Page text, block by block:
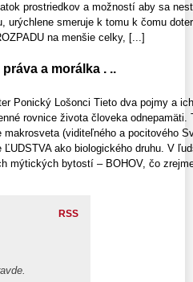
prostriedkov a možností aby sa
urýchlene smeruje k tomu k čomu
na menšie celky, [...]
a morálka . ..
Ponický Lošonci Tieto dva pojmy a
rovnice života človeka
makrosveta (viditeľného a pocitového
ĽUDSTVA ako biologického druhu. V
mýtických bytostí – BOHOV, čo
RSS